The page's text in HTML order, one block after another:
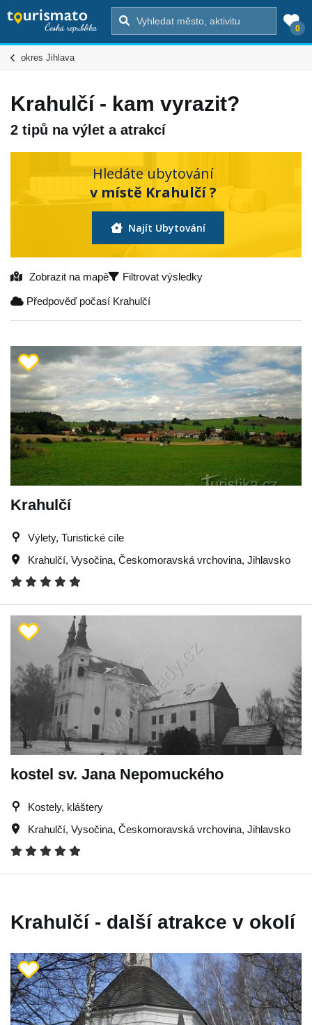
0
okres Jihlava
Krahulčí - kam vyrazit?
2 tipů na výlet a atrakcí
Hledáte ubytování
v místě Krahulčí ?
Najít Ubytování
Zobrazit na mapě Filtrovat výsledky
Předpověď počasí Krahulčí
Krahulčí
Výlety, Turistické cíle
Krahulčí, Vysočina, Českomoravská vrchovina, Jihlavsko
kostel sv. Jana Nepomuckého
Kostely, kláštery
Krahulčí, Vysočina, Českomoravská vrchovina, Jihlavsko
Krahulčí - další atrakce v okolí